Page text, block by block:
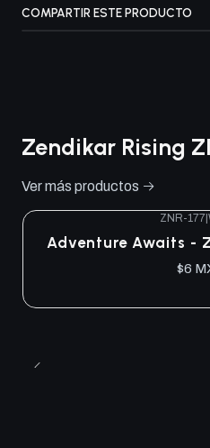
COMPARTIR ESTE PRODUCTO
Zendikar Rising
Ver más productos
ZNR-177|
Adventure Awaits -
$6